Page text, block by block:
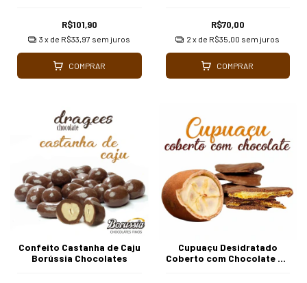
R$101,90
3 x de R$33,97 sem juros
COMPRAR
R$70,00
2 x de R$35,00 sem juros
COMPRAR
Confeito Castanha de Caju
Borússia Chocolates
Cupuaçu Desidratado
Coberto com Chocolate ao